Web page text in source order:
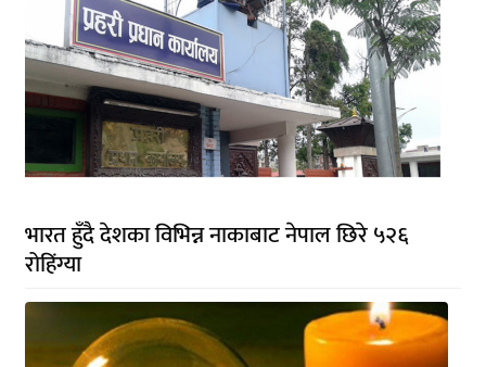
भारत हुँदै देशका विभिन्न नाकाबाट नेपाल छिरे ५२६
रोहिंग्या